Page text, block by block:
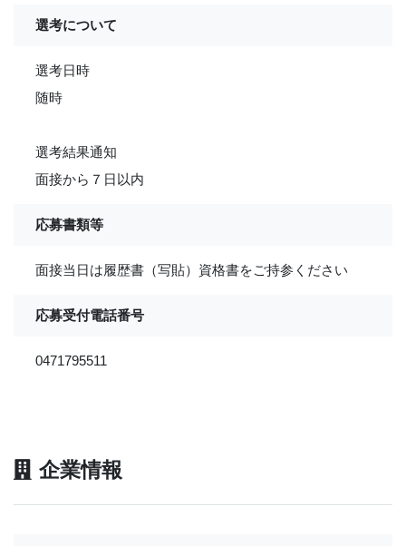
選考について
選考日時
随時
選考結果通知
面接から７日以内
応募書類等
面接当日は履歴書（写貼）資格書をご持参ください
応募受付電話番号
0471795511
企業情報